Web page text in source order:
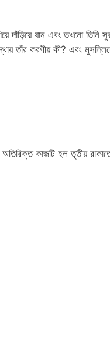
দাঁড়িয়ে যান এবং তখনো তিনি
তাঁর করণীয় কী? এবং
কাজটি হল তৃতীয়